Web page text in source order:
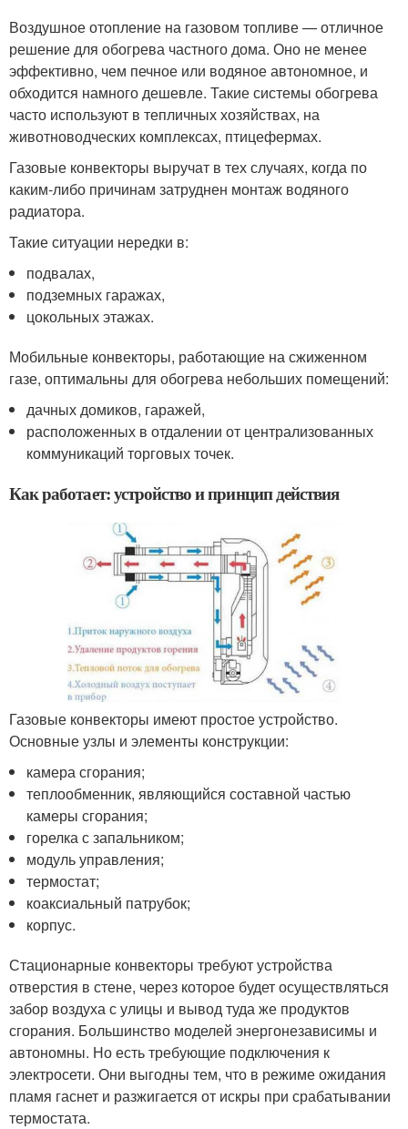
Воздушное отопление на газовом топливе — отличное
решение для обогрева частного дома. Оно не менее
эффективно, чем печное или водяное автономное, и
обходится намного дешевле. Такие системы обогрева
часто используют в тепличных хозяйствах, на
животноводческих комплексах, птицефермах.
Газовые конвекторы выручат в тех случаях, когда по
каким-либо причинам затруднен монтаж водяного
радиатора.
Такие ситуации нередки в:
подвалах,
подземных гаражах,
цокольных этажах.
Мобильные конвекторы, работающие на сжиженном
газе, оптимальны для обогрева небольших помещений:
дачных домиков, гаражей,
расположенных в отдалении от централизованных
коммуникаций торговых точек.
Как работает: устройство и принцип действия
Газовые конвекторы имеют простое устройство.
Основные узлы и элементы конструкции:
камера сгорания;
теплообменник, являющийся составной частью
камеры сгорания;
горелка с запальником;
модуль управления;
термостат;
коаксиальный патрубок;
корпус.
Стационарные конвекторы требуют устройства
отверстия в стене, через которое будет осуществляться
забор воздуха с улицы и вывод туда же продуктов
сгорания. Большинство моделей энергонезависимы и
автономны. Но есть требующие подключения к
электросети. Они выгодны тем, что в режиме ожидания
пламя гаснет и разжигается от искры при срабатывании
термостата.